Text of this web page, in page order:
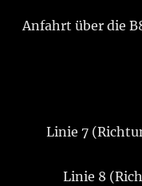
Anfahrt über die
Linie 7
Linie 8